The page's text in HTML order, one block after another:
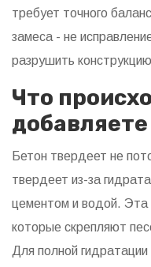
требует точного
замеса - не
разрушить
Что
Бетон твердеет не
твердеет из-за
цементом и водой. Эта
которые скрепляют
Для полной